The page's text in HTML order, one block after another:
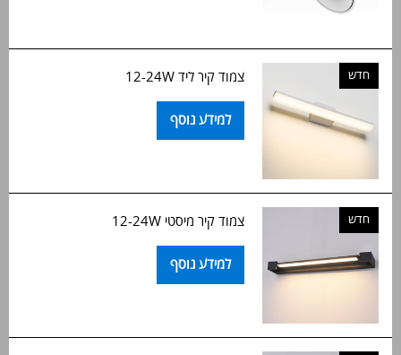
חדש צמוד קיר ליד 12-24W
למידע נוסף
חדש צמוד קיר מיסטי 12-24W
למידע נוסף